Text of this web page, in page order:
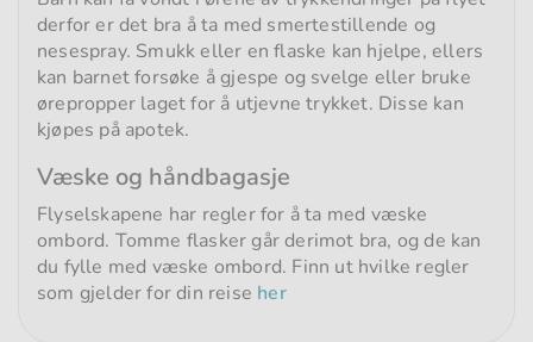
derfor er det bra å ta med smertestillende og
nesespray. Smukk eller en flaske kan hjelpe, ellers
kan barnet forsøke å gjespe og svelge eller bruke
ørepropper laget for å utjevne trykket. Disse kan
kjøpes på apotek.
Væske og håndbagasje
Flyselskapene har regler for å ta med væske
ombord. Tomme flasker går derimot bra, og de kan
du fylle med væske ombord. Finn ut hvilke regler
som gjelder for din reise her